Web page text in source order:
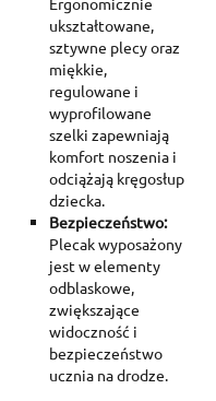
ukształtowane,
sztywne plecy oraz
miękkie,
regulowane i
wyprofilowane
szelki zapewniają
komfort noszenia i
odciążają kręgosłup
dziecka.
Bezpieczeństwo:
Plecak wyposażony
jest w elementy
odblaskowe,
zwiększające
widoczność i
bezpieczeństwo
ucznia na drodze.